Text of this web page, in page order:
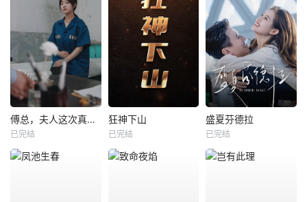
傅总，夫人这次真的死了
已完结
狂神下山
已完结
盛夏芬德拉
已完结